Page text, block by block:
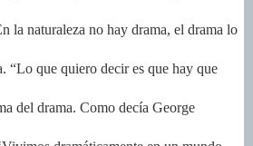
la naturaleza no hay drama, el drama lo
“Lo que quiero decir es que hay que
del drama. Como decía George